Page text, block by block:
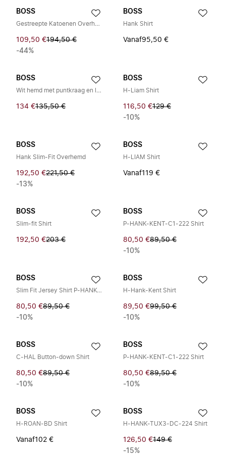
BOSS
Gestreepte Katoenen Overhemd
109,50 €194,50 €
-44%
BOSS
Hank Shirt
Vanaf95,50 €
BOSS
Wit hemd met puntkraag en lange mouwen van katoen voor heren
134 €135,50 €
BOSS
H-Liam Shirt
116,50 €129 €
-10%
BOSS
Hank Slim-Fit Overhemd
192,50 €221,50 €
-13%
BOSS
H-LIAM Shirt
Vanaf119 €
BOSS
Slim-fit Shirt
192,50 €203 €
BOSS
P-HANK-KENT-C1-222 Shirt
80,50 €89,50 €
-10%
BOSS
Slim Fit Jersey Shirt P-HANK-s-kent
80,50 €89,50 €
-10%
BOSS
H-Hank-Kent Shirt
89,50 €99,50 €
-10%
BOSS
C-HAL Button-down Shirt
80,50 €89,50 €
-10%
BOSS
P-HANK-KENT-C1-222 Shirt
80,50 €89,50 €
-10%
BOSS
H-ROAN-BD Shirt
Vanaf102 €
BOSS
H-HANK-TUX3-DC-224 Shirt
126,50 €149 €
-15%